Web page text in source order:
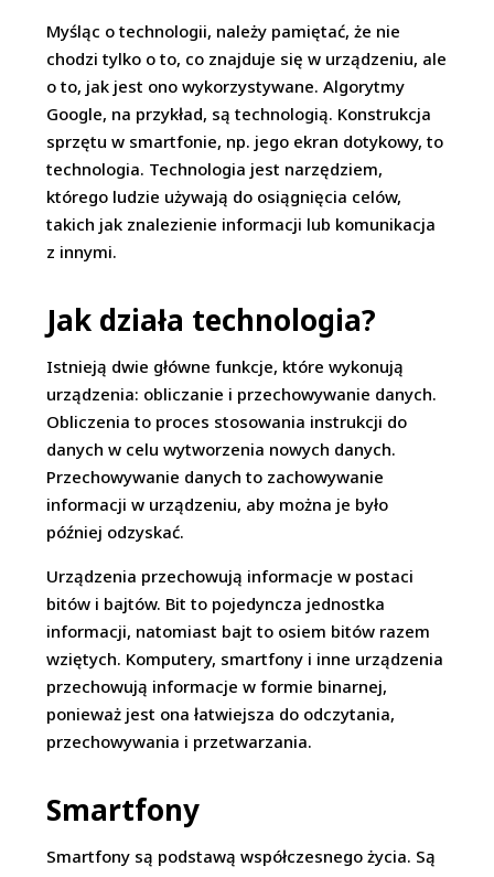
Myśląc o technologii, należy pamiętać, że nie
chodzi tylko o to, co znajduje się w urządzeniu, ale
o to, jak jest ono wykorzystywane. Algorytmy
Google, na przykład, są technologią. Konstrukcja
sprzętu w smartfonie, np. jego ekran dotykowy, to
technologia. Technologia jest narzędziem,
którego ludzie używają do osiągnięcia celów,
takich jak znalezienie informacji lub komunikacja
z innymi.
Jak działa technologia?
Istnieją dwie główne funkcje, które wykonują
urządzenia: obliczanie i przechowywanie danych.
Obliczenia to proces stosowania instrukcji do
danych w celu wytworzenia nowych danych.
Przechowywanie danych to zachowywanie
informacji w urządzeniu, aby można je było
później odzyskać.
Urządzenia przechowują informacje w postaci
bitów i bajtów. Bit to pojedyncza jednostka
informacji, natomiast bajt to osiem bitów razem
wziętych. Komputery, smartfony i inne urządzenia
przechowują informacje w formie binarnej,
ponieważ jest ona łatwiejsza do odczytania,
przechowywania i przetwarzania.
Smartfony
Smartfony są podstawą współczesnego życia. Są